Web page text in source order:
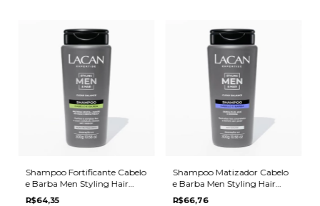
Shampoo Fortificante Cabelo
e Barba Men Styling Hair
300ml
R$64,35
Shampoo Matizador Cabelo
e Barba Men Styling Hair
300ml
R$66,76